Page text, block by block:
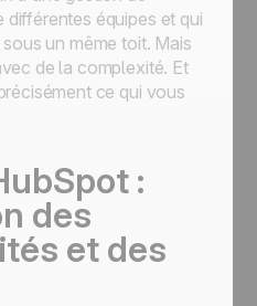
équipes et qui
un même toit. Mais
de la complexité. Et
ce qui vous
:
des
et des